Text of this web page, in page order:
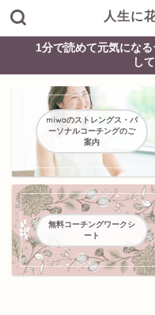
人生に
1分で読めて元気にな
し
miwaのストレングス・パ
ーソナルコーチングのご
案内
無料コーチングワークシ
ート